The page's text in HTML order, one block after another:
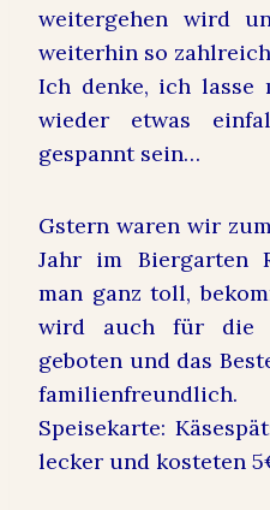
weitergehen wird
weiterhin so
Ich denke, ich lasse
wieder etwas
gespannt sein…
Gstern waren wir
Jahr im Biergarten
man ganz toll,
wird auch für die
geboten und das
Speisekarte:
lecker und kosteten